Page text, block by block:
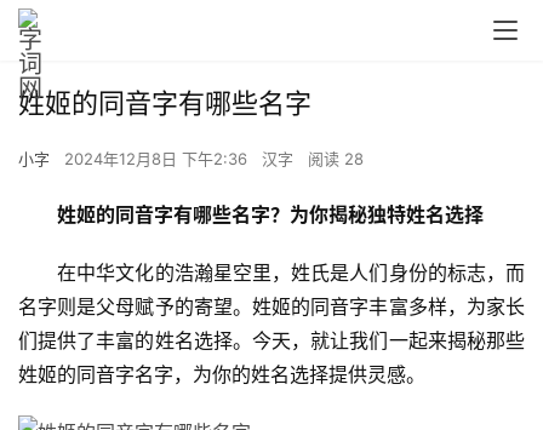
姓姬的同音字有哪些名字
小字 2024年12月8日 下午2:36 汉字 阅读 28
姓姬的同音字有哪些名字？为你揭秘独特姓名选择
在中华文化的浩瀚星空里，姓氏是人们身份的标志，而
名字则是父母赋予的寄望。姓姬的同音字丰富多样，为家长
们提供了丰富的姓名选择。今天，就让我们一起来揭秘那些
姓姬的同音字名字，为你的姓名选择提供灵感。